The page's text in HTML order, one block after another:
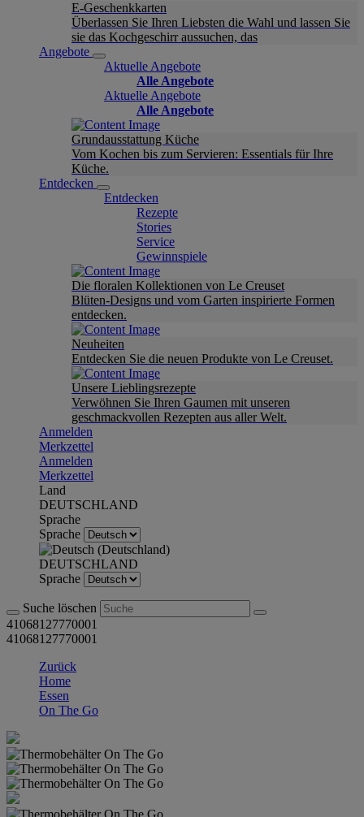
E-Geschenkkarten
Überlassen Sie Ihren Liebsten die Wahl und lassen Sie
sie das Kochgeschirr aussuchen, das
Angebote
Aktuelle Angebote
Alle Angebote
Aktuelle Angebote
Alle Angebote
Grundausstattung Küche
Vom Kochen bis zum Servieren: Essentials für Ihre
Küche.
Entdecken
Entdecken
Rezepte
Stories
Service
Gewinnspiele
Die floralen Kollektionen von Le Creuset
Blüten-Designs und vom Garten inspirierte Formen
entdecken.
Neuheiten
Entdecken Sie die neuen Produkte von Le Creuset.
Unsere Lieblingsrezepte
Verwöhnen Sie Ihren Gaumen mit unseren
geschmackvollen Rezepten aus aller Welt.
Anmelden
Merkzettel
Anmelden
Merkzettel
Land
DEUTSCHLAND
Sprache
Sprache
DEUTSCHLAND
Sprache
Suche löschen
41068127770001
41068127770001
Zurück
Home
Essen
On The Go